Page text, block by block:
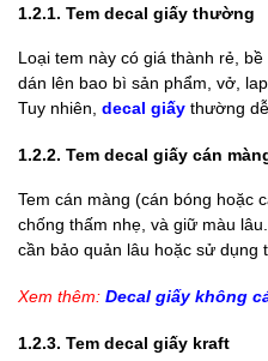
1.2.1. Tem decal giấy thường
Loại tem này có giá thành rẻ,
dán lên bao bì sản phẩm, vở,
Tuy nhiên, decal giấy thường
1.2.2. Tem decal giấy cán
Tem cán màng (cán bóng hoặc
chống thấm nhẹ, và giữ màu
cần bảo quản lâu hoặc sử dụng
Xem thêm: Decal giấy không
1.2.3. Tem decal giấy kraft